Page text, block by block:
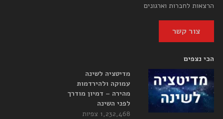
הרצאות לחברות וארגונים
צור קשר
הכי נצפים
מדיטציה לשינה
עמוקה ולהירדמות
מהירה – דמיון מודרך
לפני השינה
1,232,468 צפיות